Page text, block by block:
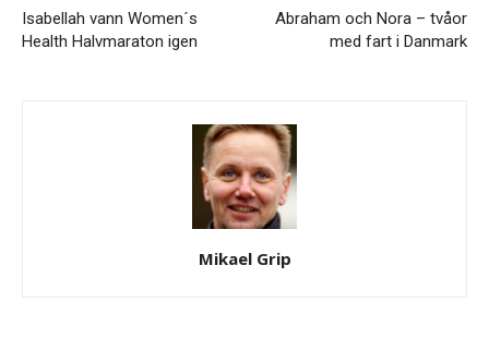
Isabellah vann Women´s
Health Halvmaraton igen
Abraham och Nora – tvåor
med fart i Danmark
Mikael Grip